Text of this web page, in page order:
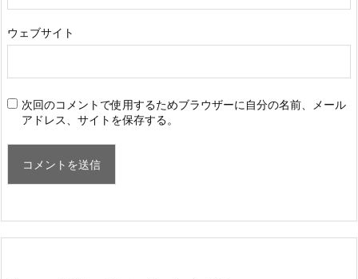
ウェブサイト
次回のコメントで使用するためブラウザーに自分の名前、メール
アドレス、サイトを保存する。